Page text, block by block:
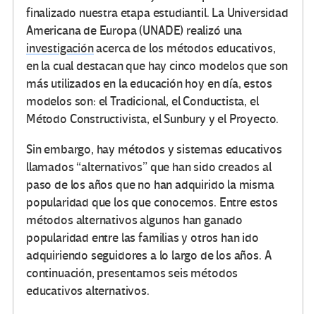
finalizado nuestra etapa estudiantil. La Universidad
Americana de Europa (UNADE) realizó una
investigaciónacerca de los métodos educativos,
en la cual destacan que hay cinco modelos que son
más utilizados en la educación hoy en día, estos
modelos son: el Tradicional, el Conductista, el
Método Constructivista, el Sunbury y el Proyecto.
Sin embargo, hay métodos y sistemas educativos
llamados “alternativos” que han sido creados al
paso de los años que no han adquirido la misma
popularidad que los que conocemos. Entre estos
métodos alternativos algunos han ganado
popularidad entre las familias y otros han ido
adquiriendo seguidores a lo largo de los años. A
continuación, presentamos seis métodos
educativos alternativos.